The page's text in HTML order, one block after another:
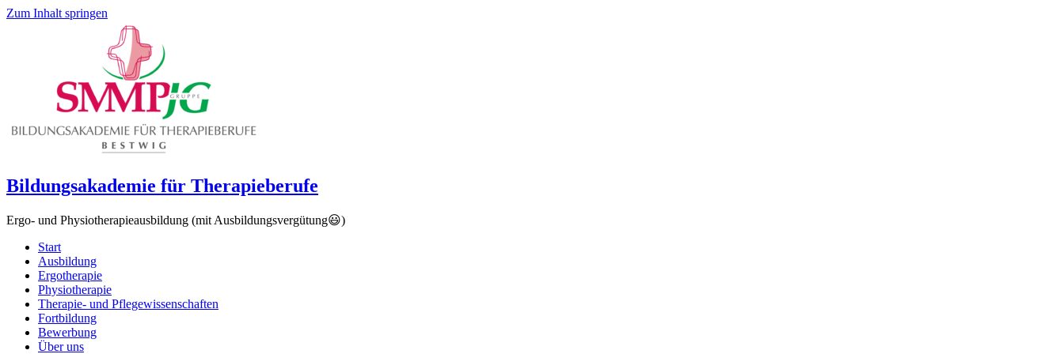
Zum Inhalt springen
Bildungsakademie für Therapieberufe
Ergo- und Physiotherapieausbildung (mit Ausbildungsvergütung😃)
Start
Ausbildung
Ergotherapie
Physiotherapie
Therapie- und Pflegewissenschaften
Fortbildung
Bewerbung
Über uns